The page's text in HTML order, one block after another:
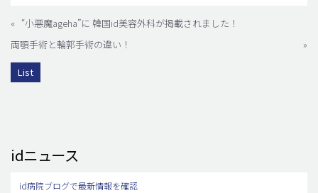
« “小悪魔ageha”に 韓国id美容外科が掲載されました！
両顎手術と輪郭手術の違い！
»
List
idニュース
id病院ブログで最新情報を確認